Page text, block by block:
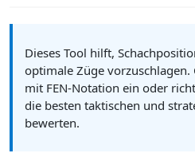
Dieses Tool hilft,
optimale Züge vorzuschlagen.
mit FEN-Notation ein oder
die besten taktischen und
bewerten.